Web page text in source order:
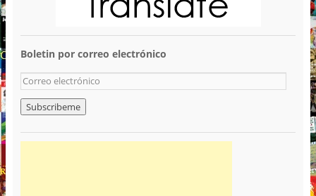
Boletin por correo electrónico